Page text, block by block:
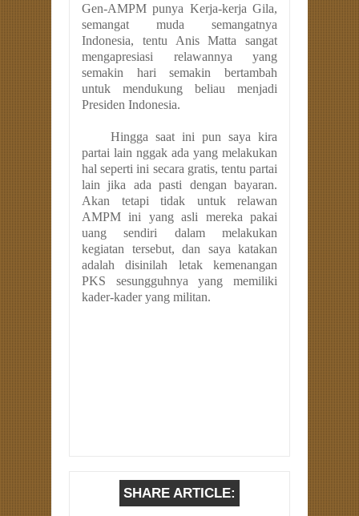
Gen-AMPM punya Kerja-kerja Gila,
semangat muda semangatnya
Indonesia, tentu Anis Matta sangat
mengapresiasi relawannya yang
semakin hari semakin bertambah
untuk mendukung beliau menjadi
Presiden Indonesia.
Hingga saat ini pun saya kira
partai lain nggak ada yang melakukan
hal seperti ini secara gratis, tentu partai
lain jika ada pasti dengan bayaran.
Akan tetapi tidak untuk relawan
AMPM ini yang asli mereka pakai
uang sendiri dalam melakukan
kegiatan tersebut, dan saya katakan
adalah disinilah letak kemenangan
PKS sesungguhnya yang memiliki
kader-kader yang militan.
SHARE ARTICLE: